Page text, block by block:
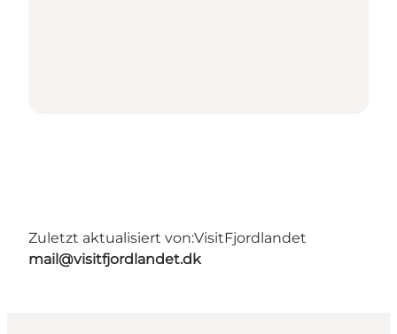
Zuletzt aktualisiert von:VisitFjordlandet
mail@visitfjordlandet.dk